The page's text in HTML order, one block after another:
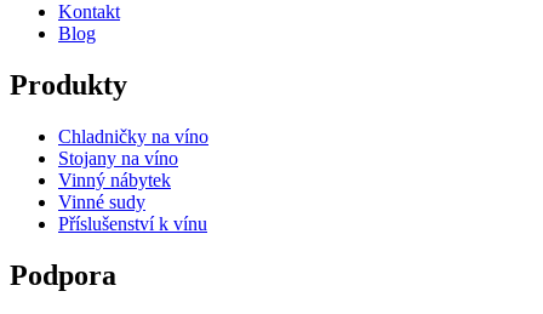
Kontakt
Blog
Produkty
Chladničky na víno
Stojany na víno
Vinný nábytek
Vinné sudy
Příslušenství k vínu
Podpora